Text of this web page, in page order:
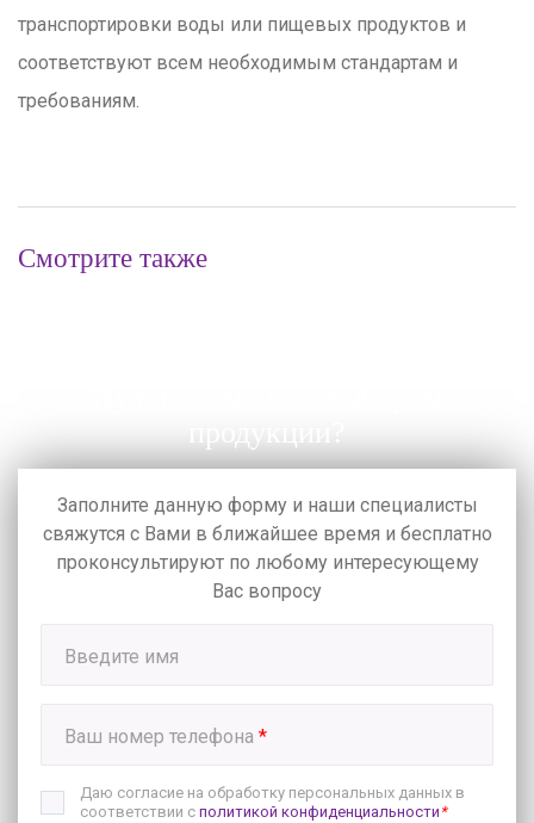
транспортировки воды или пищевых продуктов и
соответствуют всем необходимым стандартам и
требованиям.
Смотрите также
Заполните данную форму и наши специалисты
свяжутся с Вами в ближайшее время и бесплатно
проконсультируют по любому интересующему
Вас вопросу
Введите имя
Ваш номер телефона *
Даю согласие на обработку персональных данных в
соответствии с политикой конфиденциальности *